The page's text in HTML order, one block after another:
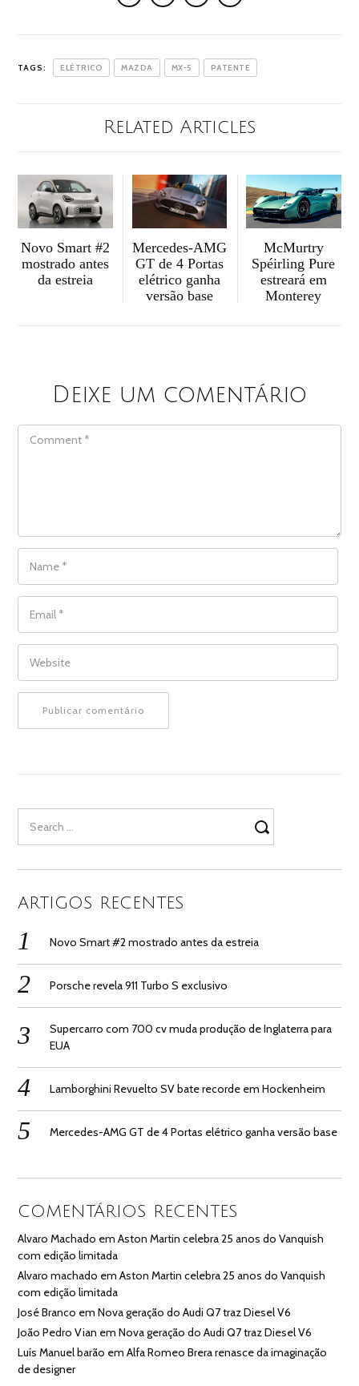
TAGS: ELÉTRICO MAZDA MX-5 PATENTE
Related Articles
Novo Smart #2
mostrado antes
da estreia
Mercedes-AMG
GT de 4 Portas
elétrico ganha
versão base
McMurtry
Spéirling Pure
estreará em
Monterey
Deixe um comentário
COMMENT
NAME
EMAIL
WEBSITE
for:
ARTIGOS RECENTES
Novo Smart #2 mostrado antes da estreia
Porsche revela 911 Turbo S exclusivo
Supercarro com 700 cv muda produção de Inglaterra para
EUA
Lamborghini Revuelto SV bate recorde em Hockenheim
Mercedes-AMG GT de 4 Portas elétrico ganha versão base
COMENTÁRIOS RECENTES
Alvaro Machado emAston Martin celebra 25 anos do Vanquish
com edição limitada
Alvaro machado emAston Martin celebra 25 anos do Vanquish
com edição limitada
José Branco emNova geração do Audi Q7 traz Diesel V6
João Pedro Vian emNova geração do Audi Q7 traz Diesel V6
Luís Manuel barão emAlfa Romeo Brera renasce da imaginação
de designer